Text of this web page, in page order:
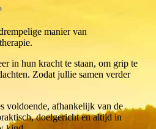
manier van
in hun kracht te staan, om grip te
Zodat jullie samen verder
voldoende, afhankelijk van de
doelgericht en altijd in